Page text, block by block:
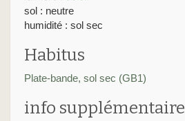
sol : neutre
humidité : sol sec
Habitus
Plate-bande, sol sec (GB1)
info supplémentaire